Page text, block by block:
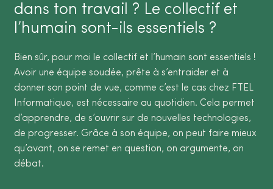
dans ton travail ? Le collectif et
l’humain sont-ils essentiels ?
Bien sûr, pour moi le collectif et l’humain sont essentiels !
Avoir une équipe soudée, prête à s’entraider et à
donner son point de vue, comme c’est le cas chez FTEL
Informatique, est nécessaire au quotidien. Cela permet
d’apprendre, de s’ouvrir sur de nouvelles technologies,
de progresser. Grâce à son équipe, on peut faire mieux
qu’avant, on se remet en question, on argumente, on
débat.